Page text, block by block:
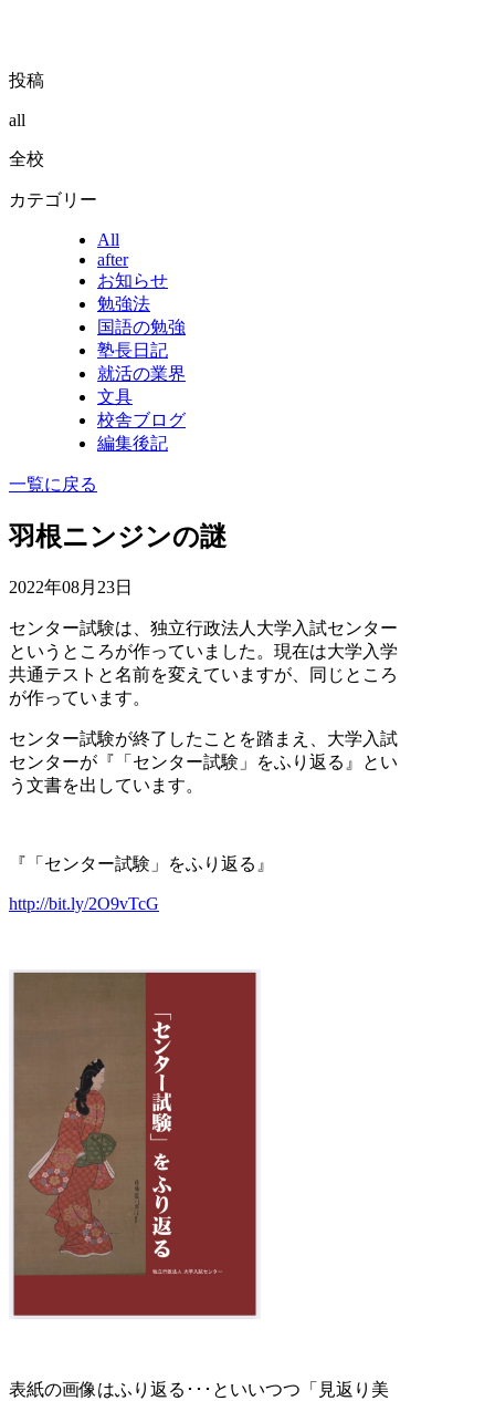
投稿
all
全校
カテゴリー
All
after
お知らせ
勉強法
国語の勉強
塾長日記
就活の業界
文具
校舎ブログ
編集後記
一覧に戻る
羽根ニンジンの謎
2022年08月23日
センター試験は、独立行政法人大学入試センター
というところが作っていました。現在は大学入学
共通テストと名前を変えていますが、同じところ
が作っています。
センター試験が終了したことを踏まえ、大学入試
センターが『「センター試験」をふり返る』とい
う文書を出しています。
『「センター試験」をふり返る』
http://bit.ly/2O9vTcG
表紙の画像はふり返る･･･といいつつ「見返り美